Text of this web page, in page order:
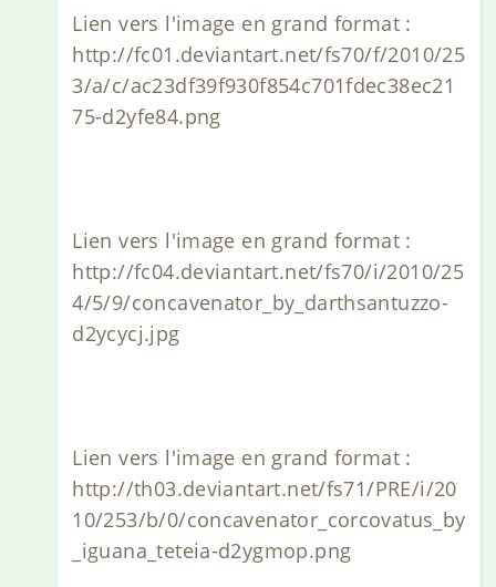
Lien vers l'image en grand format :
http://fc01.deviantart.net/fs70/f/2010/25
3/a/c/ac23df39f930f854c701fdec38ec21
75-d2yfe84.png
Lien vers l'image en grand format :
http://fc04.deviantart.net/fs70/i/2010/25
4/5/9/concavenator_by_darthsantuzzo-
d2ycycj.jpg
Lien vers l'image en grand format :
http://th03.deviantart.net/fs71/PRE/i/20
10/253/b/0/concavenator_corcovatus_by
_iguana_teteia-d2ygmop.png